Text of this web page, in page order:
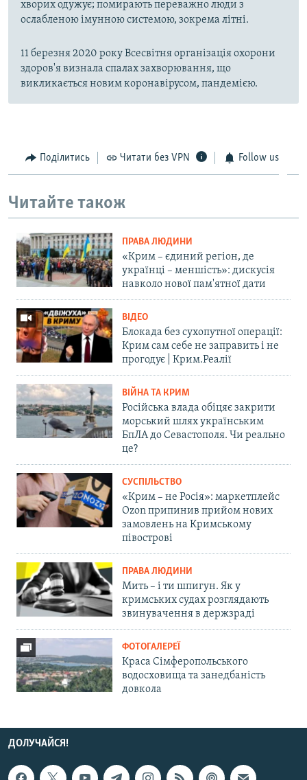
хворих одужує; помирають переважно люди з
ослабленою імунною системою, зокрема літні.
11 березня 2020 року Всесвітня організація охорони
здоров'я визнала спалах захворювання, що
викликається новим коронавірусом, пандемією.
Поділитись Читати без VPN Follow us
Читайте також
ПРАВА ЛЮДИНИ
«Крим – єдиний регіон, де
українці – меншість»: дискусія
навколо нової пам'ятної дати
ВІДЕО
Блокада без сухопутної операції:
Крим сам себе не заправить і не
прогодує | Крим.Реалії
ВІЙНА ТА КРИМ
Російська влада обіцяє закрити
морський шлях українським
БпЛА до Севастополя. Чи реально
це?
СУСПІЛЬСТВО
«Крим – не Росія»: маркетплейс
Ozon припинив прийом нових
замовлень на Кримському
півострові
ПРАВА ЛЮДИНИ
Мить – і ти шпигун. Як у
кримських судах розглядають
звинувачення в держзраді
ФОТОГАЛЕРЕЇ
Краса Сімферопольського
водосховища та занедбаність
довкола
ДОЛУЧАЙСЯ!